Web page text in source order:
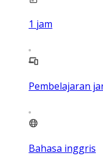
1 jam
Pembelajaran
Bahasa inggris